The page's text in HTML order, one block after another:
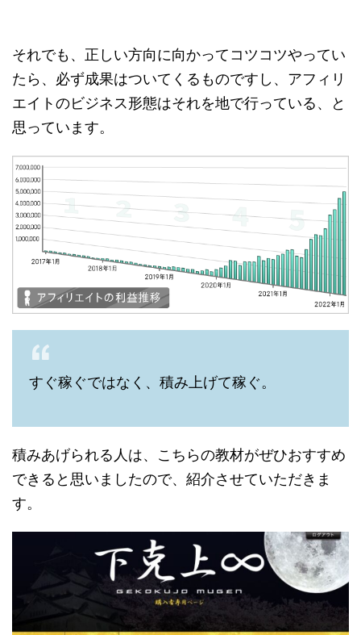
それでも、正しい方向に向かってコツコツやってい
たら、必ず成果はついてくるものですし、アフィリ
エイトのビジネス形態はそれを地で行っている、と
思っています。
すぐ稼ぐではなく、積み上げて稼ぐ。
積みあげられる人は、こちらの教材がぜひおすすめ
できると思いましたので、紹介させていただきま
す。